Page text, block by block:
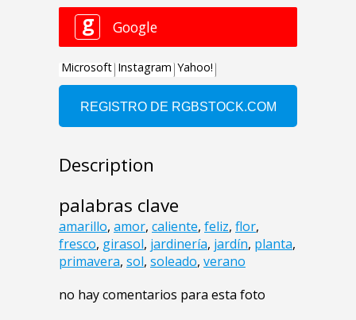
Description
palabras clave
amarillo, amor, caliente, feliz, flor,
fresco, girasol, jardinería, jardín, planta,
primavera, sol, soleado, verano
no hay comentarios para esta foto